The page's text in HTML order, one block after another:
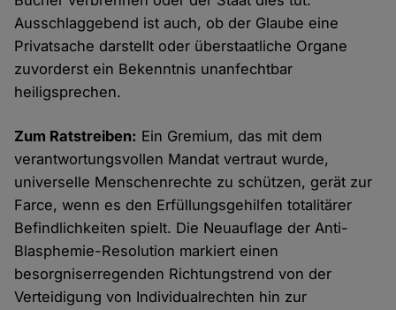
Ausschlaggebend ist auch, ob der Glaube eine
Privatsache darstellt oder überstaatliche Organe
zuvorderst ein Bekenntnis unanfechtbar
heiligsprechen.
Zum Ratstreiben: Ein Gremium, das mit dem
verantwortungsvollen Mandat vertraut wurde,
universelle Menschenrechte zu schützen, gerät zur
Farce, wenn es den Erfüllungsgehilfen totalitärer
Befindlichkeiten spielt. Die Neuauflage der Anti-
Blasphemie-Resolution markiert einen
besorgniserregenden Richtungstrend von der
Verteidigung von Individualrechten hin zur